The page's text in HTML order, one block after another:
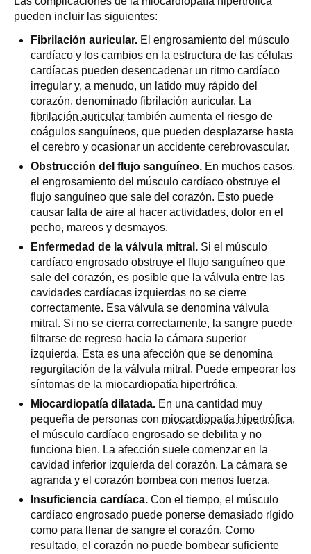
pueden incluir las siguientes:
Fibrilación auricular. El engrosamiento del músculo
cardíaco y los cambios en la estructura de las células
cardíacas pueden desencadenar un ritmo cardíaco
irregular y, a menudo, un latido muy rápido del
corazón, denominado fibrilación auricular. La
fibrilación auricular también aumenta el riesgo de
coágulos sanguíneos, que pueden desplazarse hasta
el cerebro y ocasionar un accidente cerebrovascular.
Obstrucción del flujo sanguíneo. En muchos casos,
el engrosamiento del músculo cardíaco obstruye el
flujo sanguíneo que sale del corazón. Esto puede
causar falta de aire al hacer actividades, dolor en el
pecho, mareos y desmayos.
Enfermedad de la válvula mitral. Si el músculo
cardíaco engrosado obstruye el flujo sanguíneo que
sale del corazón, es posible que la válvula entre las
cavidades cardíacas izquierdas no se cierre
correctamente. Esa válvula se denomina válvula
mitral. Si no se cierra correctamente, la sangre puede
filtrarse de regreso hacia la cámara superior
izquierda. Esta es una afección que se denomina
regurgitación de la válvula mitral. Puede empeorar los
síntomas de la miocardiopatía hipertrófica.
Miocardiopatía dilatada. En una cantidad muy
pequeña de personas con miocardiopatía hipertrófica,
el músculo cardíaco engrosado se debilita y no
funciona bien. La afección suele comenzar en la
cavidad inferior izquierda del corazón. La cámara se
agranda y el corazón bombea con menos fuerza.
Insuficiencia cardíaca. Con el tiempo, el músculo
cardíaco engrosado puede ponerse demasiado rígido
como para llenar de sangre el corazón. Como
resultado, el corazón no puede bombear suficiente